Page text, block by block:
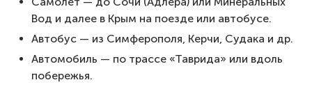
Вод и далее в Крым на поезде или автобусе.
Автобус — из Симферополя, Керчи, Судака и др.
Автомобиль — по трассе «Таврида» или вдоль
побережья.